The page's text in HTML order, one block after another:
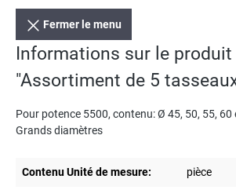
Fermer le menu
Informations sur le produit
"Assortiment de 5
Pour potence 5500, contenu: Ø 45, 50, 55, 60
Grands diamètres
Contenu Unité de mesure: pièce